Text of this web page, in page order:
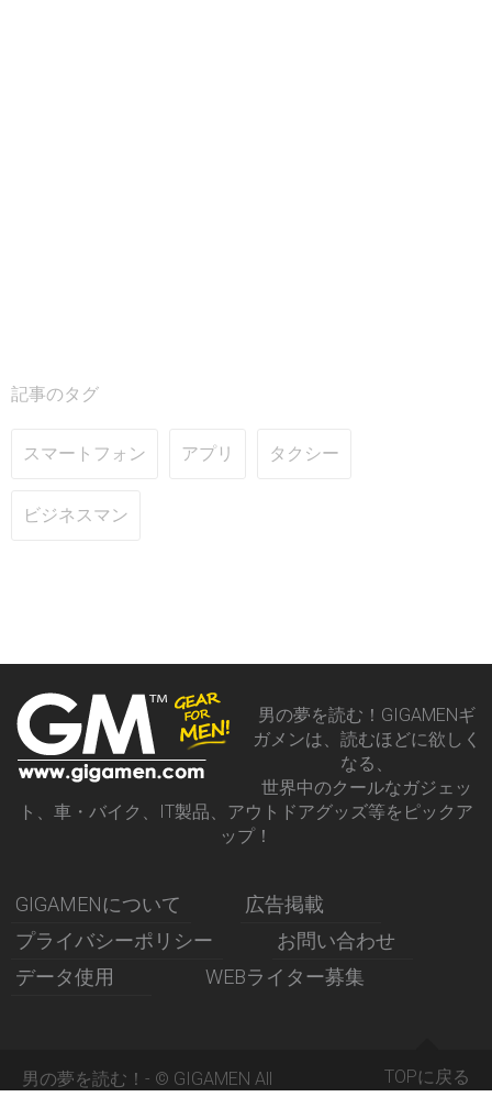
記事のタグ
スマートフォン アプリ タクシー
ビジネスマン
男の夢を読む！GIGAMENギ
ガメンは、読むほどに欲しく
なる、
世界中のクールなガジェッ
ト、車・バイク、IT製品、アウトドアグッズ等をピックア
ップ！
GIGAMENについて
広告掲載
プライバシーポリシー
お問い合わせ
データ使用
WEBライター募集
男の夢を読む！- © GIGAMEN All
TOPに戻る